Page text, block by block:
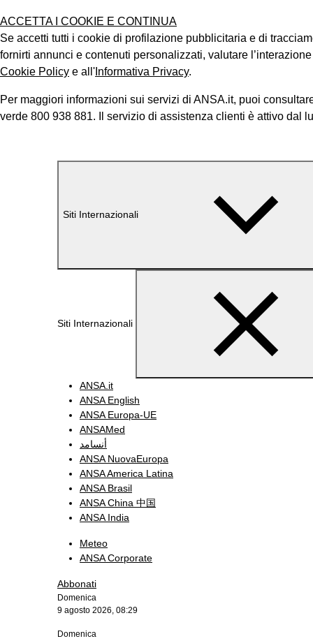
ACCETTA I COOKIE E CONTINUA
Se accetti tutti i cookie di profilazione pubblicitaria e di
fornirti annunci e contenuti personalizzati, valutare
Cookie Policy e all' Informativa Privacy.
Per maggiori informazioni sui servizi di ANSA.it, puoi
verde 800 938 881. Il servizio di assistenza clienti è attivo dal
Siti Internazionali
Siti Internazionali
ANSA.it
ANSA English
ANSA Europa-UE
ANSAMed
أنسامد
ANSA NuovaEuropa
ANSA America Latina
ANSA Brasil
ANSA China 中国
ANSA India
Meteo
ANSA Corporate
Abbonati
Domenica
9 agosto 2026, 08:29
Domenica